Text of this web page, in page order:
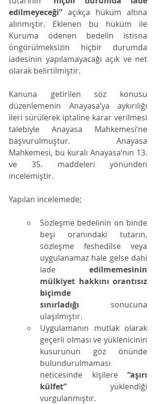
edilmeyeceği” açıkça hüküm altına
alınmıştır. Eklenen bu hüküm ile
Kuruma ödenen bedelin istisna
öngörülmeksizin hiçbir durumda
iadesinin yapılamayacağı açık ve net
olarak belirtilmiştir.
Kanuna getirilen söz konusu
düzenlemenin Anayasa’ya aykırılığı
ileri sürülerek iptaline karar verilmesi
talebiyle Anayasa Mahkemesi’ne
başvurulmuştur. Anayasa
Mahkemesi, bu kuralı Anayasa’nın 13.
ve 35. maddeleri yönünden
incelemiştir.
Yapılan incelemede;
Sözleşme bedelinin on binde
beşi oranındaki tutarın,
sözleşme feshedilse veya
uygulanamaz hale gelse dahi
iade edilmemesinin
mülkiyet hakkını orantısız
biçimde
sınırladığı sonucuna
ulaşılmıştır.
Uygulamanın mutlak olarak
geçerli olması ve yüklenicinin
kusurunun göz önünde
bulundurulmaması
neticesinde kişilere “aşırı
külfet” yüklendiği
vurgulanmıştır.